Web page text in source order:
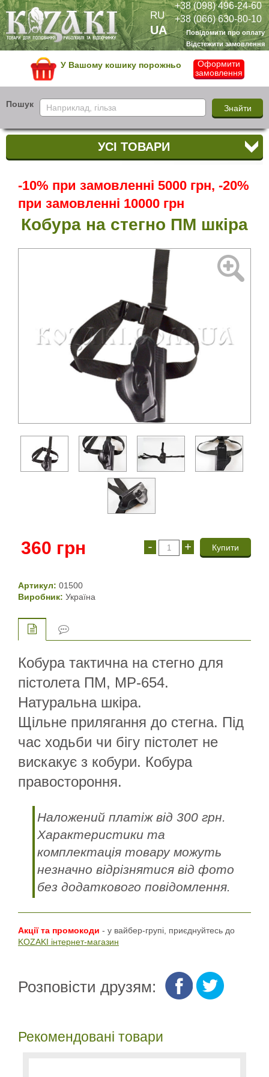
+38 (098) 496-24-60
+38 (066) 630-80-10
Повідомити про оплату
Відстежити замовлення
RU
UA
У Вашому кошику порожньо
Оформити
замовлення
Пошук
УСІ ТОВАРИ
-10% при замовленні 5000 грн, -20%
при замовленні 10000 грн
Кобура на стегно ПМ шкіра
360 грн - +
Артикул: 01500
Виробник: Україна
Кобура тактична на стегно для
пістолета ПМ, МР-654.
Натуральна шкіра.
Щільне прилягання до стегна. Під
час ходьби чи бігу пістолет не
вискакує з кобури. Кобура
правостороння.
Наложений платіж від 300 грн.
Характеристики та
комплектація товару можуть
незначно відрізнятися від фото
без додаткового повідомлення.
Акції та промокоди - у вайбер-групі, приєднуйтесь до
KOZAKI інтернет-магазин
Розповісти друзям:
Рекомендовані товари